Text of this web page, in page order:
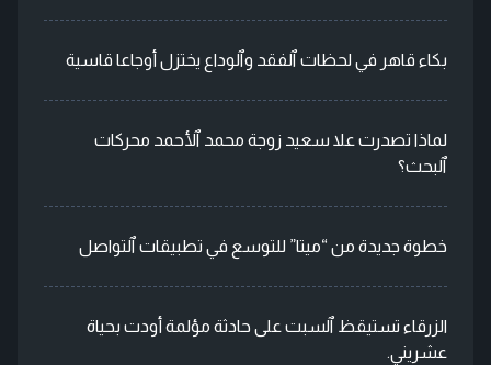
بكاء قاهر في لحظات ٱلفقد وٱلوداع يختزل أوجاعا قاسية
لماذا تصدرت علا سعيد زوجة محمد ٱلأحمد محركات
ٱلبحث؟
خطوة جديدة من “ميتا” للتوسع في تطبيقات ٱلتواصل
الزرقاء تستيقظ ٱلسبت على حادثة مؤلمة أودت بحياة
عشريني.